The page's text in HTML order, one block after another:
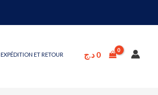
EXPÉDITION ET RETOUR 0 د.ج